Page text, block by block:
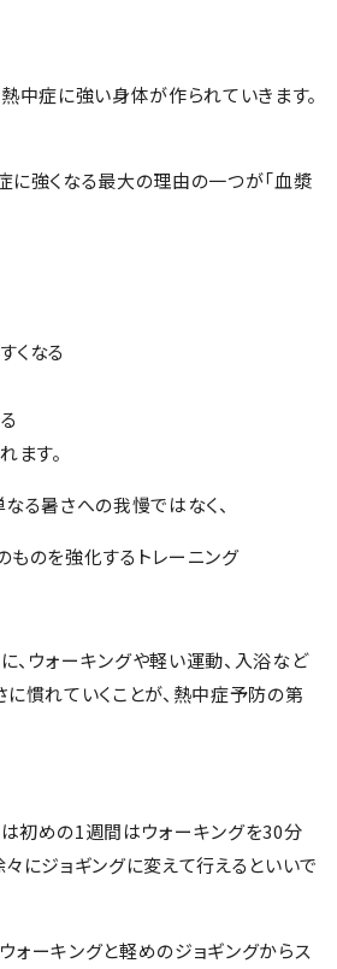
中症に強い身体が作られていきます。
に強くなる最大の理由の一つが「血漿
くなる
ます。
る暑さへの我慢ではなく、
ものを強化するトレーニング
、ウォーキングや軽い運動、入浴など
慣れていくことが、熱中症予防の第
初めの1週間はウォーキングを30分
にジョギングに変えて行えるといいで
ォーキングと軽めのジョギングからス